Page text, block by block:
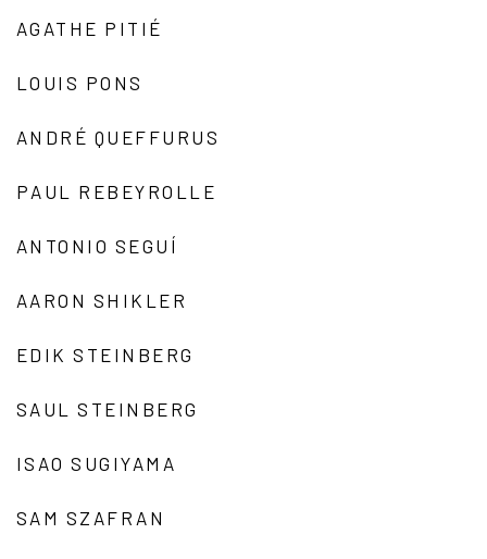
AGATHE PITIÉ
LOUIS PONS
ANDRÉ QUEFFURUS
PAUL REBEYROLLE
ANTONIO SEGUÍ
AARON SHIKLER
EDIK STEINBERG
SAUL STEINBERG
ISAO SUGIYAMA
SAM SZAFRAN